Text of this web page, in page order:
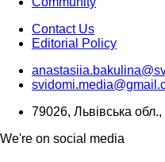
Contact Us
Editorial Policy
79026, Львівська
We're on social media